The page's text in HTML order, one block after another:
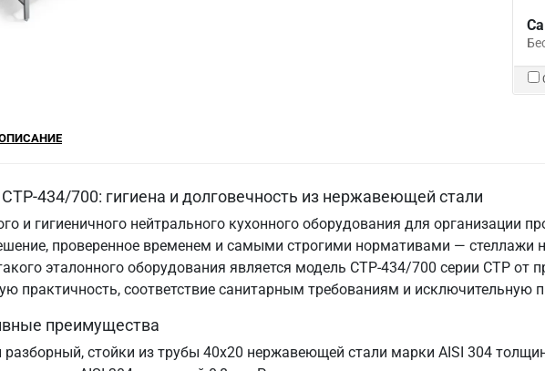
434/700: гигиена и долговечность из нержавеющей стали
и гигиеничного нейтрального кухонного оборудования для организации
проверенное временем и самыми строгими нормативами —
эталонного оборудования является модель СТР-434/700 серии СТР от
практичность, соответствие санитарным требованиям и исключительную
преимущества
разборный, стойки из трубы 40х20 нержавеющей стали марки AISI 304